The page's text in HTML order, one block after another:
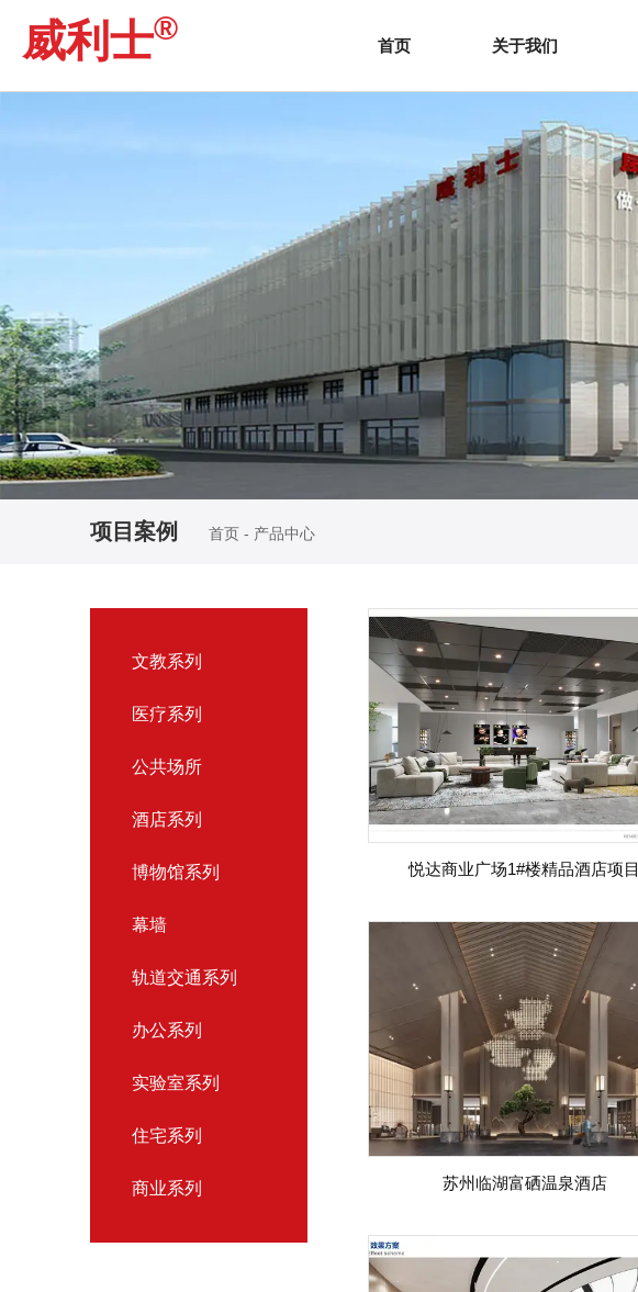
威利士® 首页 关于我们
项目案例 首页 - 产品中心
文教系列
医疗系列
公共场所
酒店系列
博物馆系列
幕墙
轨道交通系列
办公系列
实验室系列
住宅系列
商业系列
悦达商业广场1#楼精品酒店项目
苏州临湖富硒温泉酒店